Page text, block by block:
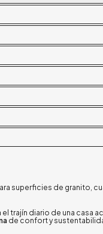
superficies de granito,
trajín diario de una casa
de confort y